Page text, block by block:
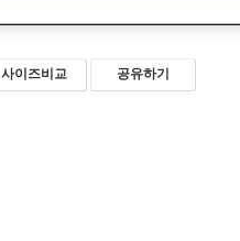
사이즈비교 공유하기